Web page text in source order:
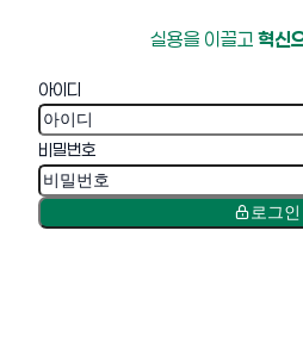
실용을 이끌고 혁신
아이디
비밀번호
로그인